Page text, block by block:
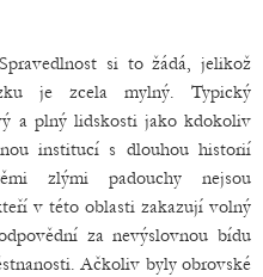
si to žádá, jelikož
je zcela mylný. Typický
a plný lidskosti jako kdokoliv
institucí s dlouhou historií
zlými padouchy nejsou
v této oblasti zakazují volný
za nevýslovnou bídu
Ačkoliv byly obrovské